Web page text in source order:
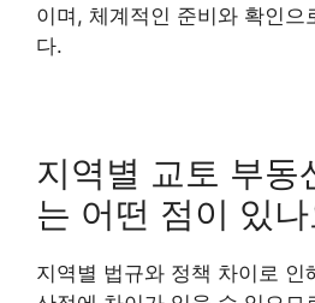
이며, 체계적인 준비와 확인으
다.
지역별 교토 부동
는 어떤 점이 있
지역별 법규와 정책 차이로 인